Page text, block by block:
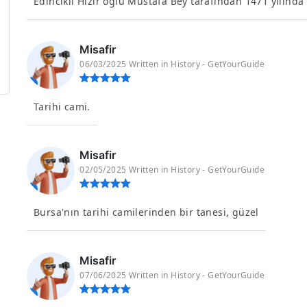
Misafir
06/03/2025 Written in History - GetYourGuide
Tarihi cami.
Misafir
02/05/2025 Written in History - GetYourGuide
Bursa'nın tarihi camilerinden bir tanesi, güzel
Misafir
07/06/2025 Written in History - GetYourGuide